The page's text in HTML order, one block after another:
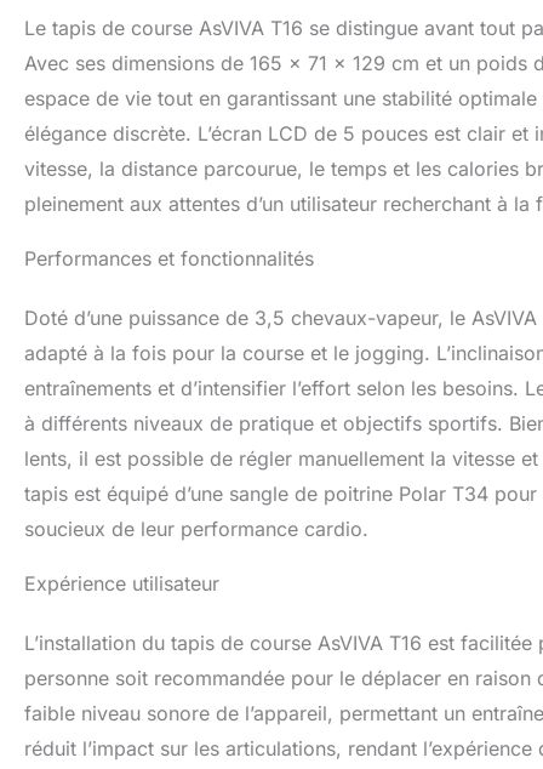
également des
N'hésitez pas à
Le tapis de course AsVIVA T16 se distingue avant tout
Avec ses dimensions de 165 x 71 x 129 cm et un poids
espace de vie tout en garantissant une stabilité
élégance discrète. L’écran LCD de 5 pouces est clair
vitesse, la distance parcourue, le temps et les calories
pleinement aux attentes d’un utilisateur recherchant à
Performances et fonctionnalités
Doté d’une puissance de 3,5 chevaux-vapeur, le
adapté à la fois pour la course et le jogging.
entraînements et d’intensifier l’effort selon les besoins.
à différents niveaux de pratique et objectifs sportifs.
lents, il est possible de régler manuellement la vitesse
tapis est équipé d’une sangle de poitrine Polar T34
soucieux de leur performance cardio.
Expérience utilisateur
L’installation du tapis de course AsVIVA T16 est
personne soit recommandée pour le déplacer en
faible niveau sonore de l’appareil, permettant un
réduit l’impact sur les articulations, rendant